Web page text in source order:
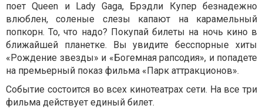
поет Queen и Lady Gaga, Брэдли Купер безнадежно
влюблен, соленые слезы капают на карамельный
попкорн. То, что надо? Покупай билеты на ночь кино в
ближайшей планетке. Вы увидите бесспорные хиты
«Рождение звезды» и «Богемная рапсодия», и попадете
на премьерный показ фильма «Парк аттракционов».
Событие состоится во всех кинотеатрах сети. На все три
фильма действует единый билет.